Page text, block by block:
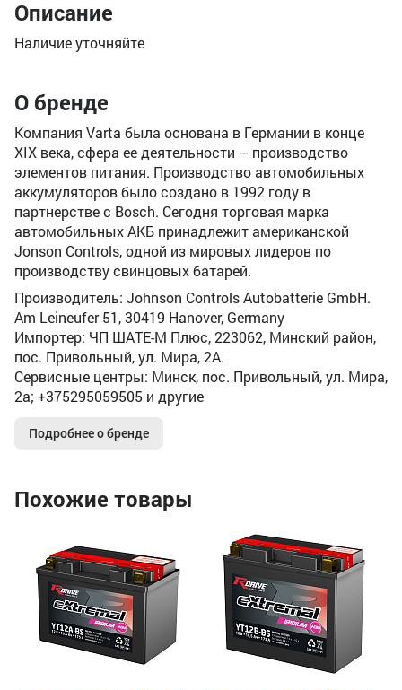
Описание
Наличие уточняйте
О бренде
Компания Varta была основана в Германии в конце
XIX века, сфера ее деятельности – производство
элементов питания. Производство автомобильных
аккумуляторов было создано в 1992 году в
партнерстве с Bosch. Сегодня торговая марка
автомобильных АКБ принадлежит американской
Jonson Controls, одной из мировых лидеров по
производству свинцовых батарей.
Производитель: Johnson Controls Autobatterie GmbH.
Am Leineufer 51, 30419 Hanover, Germany
Импортер: ЧП ШАТЕ-М Плюс, 223062, Минский район,
пос. Привольный, ул. Мира, 2А.
Сервисные центры: Минск, пос. Привольный, ул. Мира,
2а; +375295059505 и другие
Подробнее о бренде
Похожие товары